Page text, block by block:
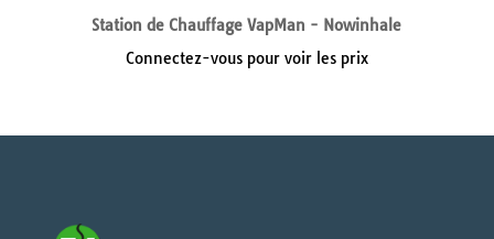
Station de Chauffage VapMan - Nowinhale
Connectez-vous pour voir les prix